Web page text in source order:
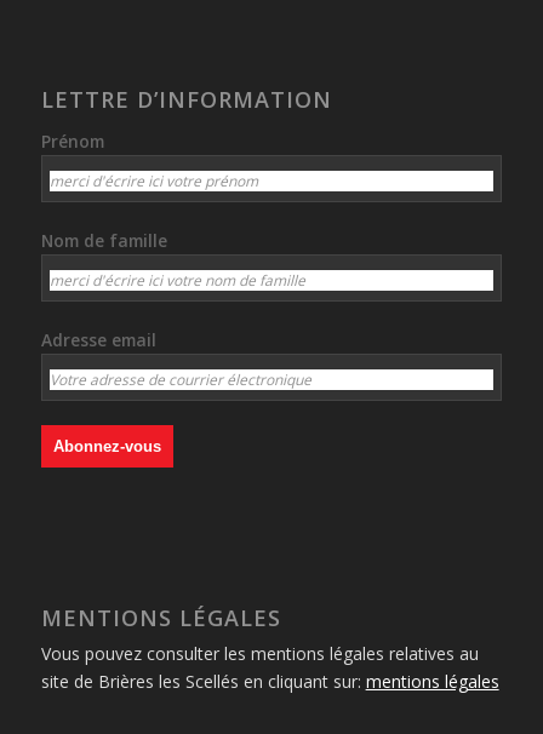
LETTRE D’INFORMATION
Prénom
Nom de famille
Adresse email
MENTIONS LÉGALES
Vous pouvez consulter les mentions légales relatives au
site de Brières les Scellés en cliquant sur: mentions légales